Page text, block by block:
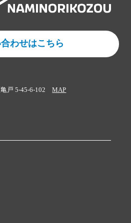
わせはこちら
亀戸 5-45-6-102MAP